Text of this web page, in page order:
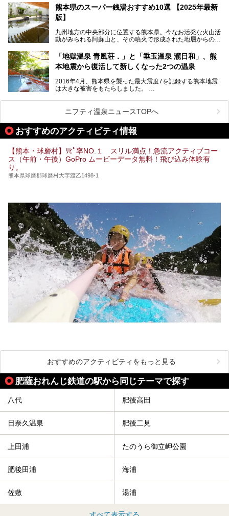
泉質であり、お湯の良さにも定評があります。
今回は地元九州の温泉ライターの私が実際に入浴した中か
設・家族風呂の3パターンに分類し、合計10施設を厳選して
ご紹介。ぜひ、湯めぐりの参考にして下さいね！
熊本県のスーパー銭湯おすすめ10選 【2025年最新
版】
九州地方の中央部分に位置する熊本県。今なお活発な火山活
動がみられる阿蘇山と、その噴火で形成された地層からの湧
す。
そんな熊本県は、県内の至るところから温泉が湧いている温
泉県でもあります。山鹿温泉、玉名温泉、黒川温泉、人吉温
出すスーパー銭湯が豊富です。なかでも注目のスーパー銭湯
をピックアップしました。
「地獄温泉 青風荘．」と「垂玉温泉 瀧日和」、熊
本地震から復活して新しくなった2つの温泉
2016年4月、熊本県を襲った最大震度7を記録する熊本地震
は大きな被害をもたらしました。
阿蘇山麓の南阿蘇村の「地獄温泉 清風荘」、そして「清風
荘」から400mほど離れた「垂玉（たるたま）温泉 山口旅
館」の2軒は、この地震による土砂崩れなどのために、一時
期は孤立状態に。もしかしたらこの時のニュースで、「地獄
温泉」と「垂玉温泉」の名前を知った人もいるかもしれませ
ん。
この2軒は今どうなっているのでしょうか。実は現在は「地
獄温泉 青風荘．」「垂玉温泉 瀧日和」として営業を再開し
します。
ニフティ温泉ニュースTOPへ
おすすめのアクティビティ情報
【熊本・球磨村】ﾘﾋﾟ率NO.１ スリル満点！急流アクティブコー
ス（午前・午後）GoPro ムービーデータ無料！飛び込み体験有
り。
熊本県球磨郡球磨村大字渡乙1498-1
おすすめのアクティビティをもっと見る
肥薩おれんじ鉄道の駅から同じテーマで探す
八代 肥後高田
日奈久温泉 肥後二見
上田浦 たのうら御立岬公園
肥後田浦 海浦
佐敷 湯浦